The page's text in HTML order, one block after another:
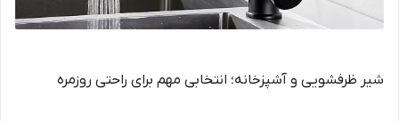
شیر ظرفشویی و آشپزخانه؛ انتخابی مهم برای راحتی روزمره